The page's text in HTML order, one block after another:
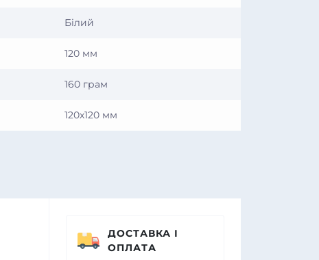
Білий
120 мм
160 грам
120х120 мм
ДОСТАВКА І
ОПЛАТА